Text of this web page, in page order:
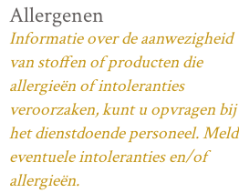
Allergenen
Informatie over de aanwezigheid
van stoffen of producten die
allergieën of intoleranties
veroorzaken, kunt u opvragen bij
het dienstdoende personeel. Meld
eventuele intoleranties en/of
allergieën.